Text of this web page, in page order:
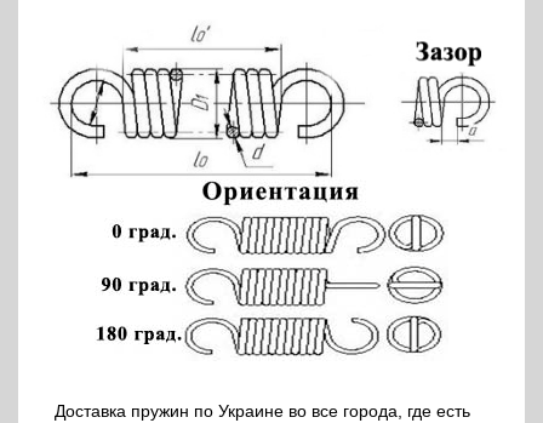
Доставка пружин по Украине во все города, где есть